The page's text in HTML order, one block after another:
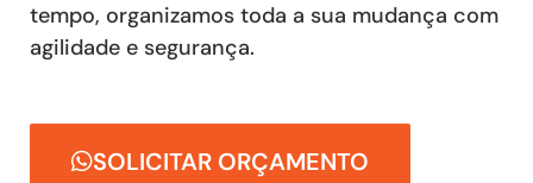
tempo, organizamos toda a sua mudança com
agilidade e segurança.
SOLICITAR ORÇAMENTO